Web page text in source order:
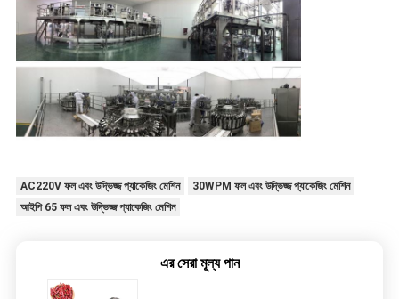
AC220V ফল এবং উদ্ভিজ্জ প্যাকেজিং মেশিন
30WPM ফল এবং উদ্ভিজ্জ প্যাকেজিং মেশিন
আইপি 65 ফল এবং উদ্ভিজ্জ প্যাকেজিং মেশিন
এর সেরা মূল্য পান